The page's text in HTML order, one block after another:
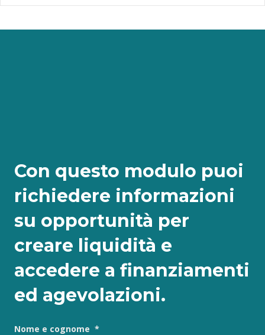
Con questo modulo puoi
richiedere informazioni
su opportunità per
creare liquidità e
accedere a finanziamenti
ed agevolazioni.
Nome e cognome *